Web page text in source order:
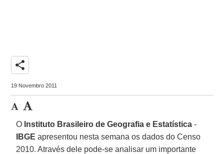
share
19 Novembro 2011
O Instituto Brasileiro de Geografia e Estatística -
IBGE apresentou nesta semana os dados do Censo
2010. Através dele pode-se analisar um importante